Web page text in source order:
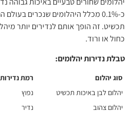
כ-0.1% מכלל היהלומים שנכרים
תכשיט. זה הופך אותם לנדירים יותר
כחול או ורוד.
טבלת נדירות יהלומים:
סוג יהלום רמת נדירות
יהלום לבן באיכות תכשיט
נפוץ
יהלום צהוב
נדיר